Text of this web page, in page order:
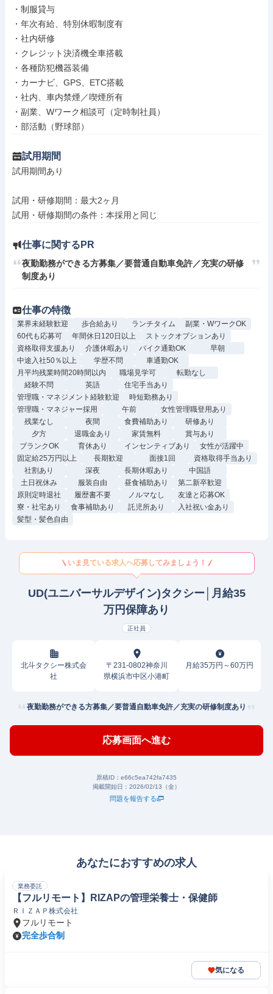
・制服貸与
・年次有給、特別休暇制度有
・社内研修
・クレジット決済機全車搭載
・各種防犯機器装備
・カーナビ、GPS、ETC搭載
・社内、車内禁煙／喫煙所有
・副業、Wワーク相談可（定時制社員）
・部活動（野球部）
試用期間
試用期間あり
試用・研修期間：最大2ヶ月
仕事に関するPR
夜勤勤務ができる方募集／要普通自動車免許／充実の研修
制度あり
仕事の特徴
業界未経験歓迎 歩合給あり ランチタイム
副業・WワークOK
60代も応募可
年間休日120日以上
ストックオプションあり
資格取得支援あり
介護休暇あり バイク通勤OK
早朝
中途入社50％以上
学歴不問
車通勤OK
月平均残業時間20時間以内
職場見学可
転勤なし
経験不問
英語
住宅手当あり
管理職・マネジメント経験歓迎
時短勤務あり
管理職・マネジャー採用
午前
女性管理職登用あり
残業なし
夜間 食費補助あり
研修あり
夕方
退職金あり 家賃無料
賞与あり
ブランクOK
育休あり インセンティブあり
女性が活躍中
固定給25万円以上
長期歓迎 面接1回
資格取得手当あり
社割あり
深夜 長期休暇あり
中国語
土日祝休み
服装自由 昼食補助あり
第二新卒歓迎
原則定時退社
履歴書不要 ノルマなし
友達と応募OK
寮・社宅あり
食事補助あり 託児所あり
入社祝い金あり
髪型・髪色自由
いま見ている求人へ応募してみましょう！
UD(ユニバーサルデザイン)タクシー│月給35
万円保障あり
正社員
北斗タクシー株式会
社
〒231-0802神奈川
県横浜市中区小港町
月給35万円～60万円
夜勤勤務ができる方募集／要普通自動車免許／充実の研修制度あり
応募画面へ進む
原稿ID： e66c5ea742fa7435
掲載開始日： 2026/02/13（金）
問題を報告する
あなたにおすすめの求人
業務委託
【フルリモート】RIZAPの管理栄養士・保健師
ＲＩＺＡＰ株式会社
フルリモート
完全歩合制
気になる